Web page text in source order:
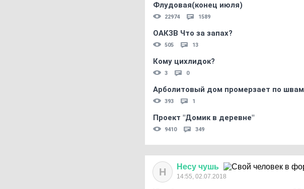
Флудовая(конец июля)
22974 1589
ОАКЗВ Что за запах?
505 13
Кому цихлидок?
3 0
Арболитовый дом промерзает по швам
393 1
Проект "Домик в деревне"
9410 349
Н Несу чушь
14:55, 02.07.2018